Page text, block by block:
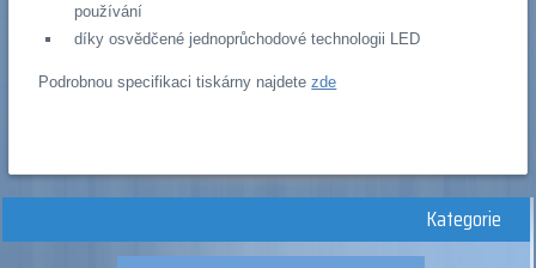
používání
díky osvědčené jednoprůchodové technologii LED
Podrobnou specifikaci tiskárny najdetezde
Kategorie